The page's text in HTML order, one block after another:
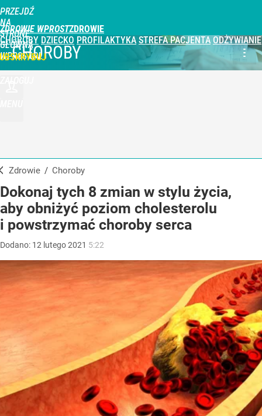
PRZEJDŹ
NA
STRONĘ
GŁÓWNĄ
WPROST.PL
ZDROWIE WPROST
CHOROBY DZIECKO PROFILAKTYKA STREFA PACJENTA ODŻYWIANIE
CHOROBY
Zdrowie / Choroby
Dokonaj tych 8 zmian w stylu życia,
aby obniżyć poziom cholesterolu
i powstrzymać choroby serca
Dodano: 12 lutego2021 5:22